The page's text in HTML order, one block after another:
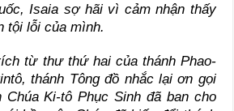
Isaia sợ hãi vì cảm nhận thấy
tội lỗi của mình.
từ thư thứ hai của thánh Phao-
thánh Tông đồ nhắc lại ơn gọi
Chúa Ki-tô Phục Sinhđã ban cho